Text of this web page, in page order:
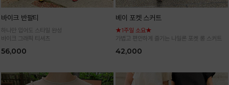
바이크 반팔티
하나만 입어도 스타일 완성
바이크 그래픽 티셔츠
56,000
베이 포켓 스커트
★1주일 소요★
가볍고 편안하게 즐기는 나일론 포켓 롱 스커트
42,000